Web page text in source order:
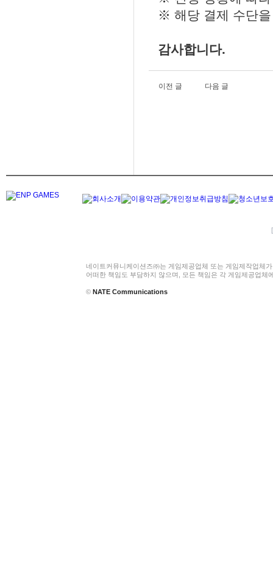
※ 해당 결제 수단
감사합니다.
이전 글 다음 글
네이트커뮤니케이션즈㈜는 게임제공업체 또는 게임제작업체
어떠한 책임도 부담하지 않으며, 모든 책임은 각 게임제공업체
© NATE Communications